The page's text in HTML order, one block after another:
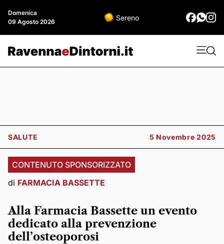
Domenica
09 Agosto 2026
Sereno
SALUTE 5 Novembre 2025
CONTENUTO SPONSORIZZATO
di FARMACIA BASSETTE
Alla Farmacia Bassette un evento
dedicato alla prevenzione
dell’osteoporosi